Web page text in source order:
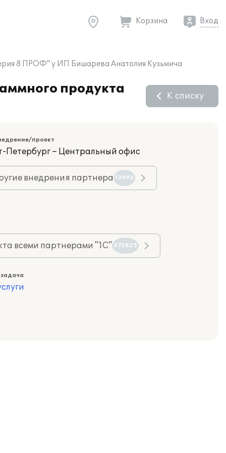
Корзина Вход
8 ПРОФ" у ИП Бишарева Анатолия Кузьмича
продукта
К списку
проект
Петербург – Центральный офис
внедрения партнера 13992
всеми партнерами "1С" 575825